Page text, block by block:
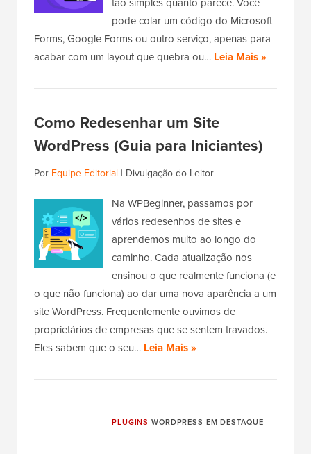
pode colar um código do Microsoft
Forms, Google Forms ou outro serviço, apenas para
acabar com um layout que quebra ou… Leia Mais »
Como Redesenhar um Site
WordPress (Guia para Iniciantes)
Por Equipe Editorial | Divulgação do Leitor
Na WPBeginner, passamos por
vários redesenhos de sites e
aprendemos muito ao longo do
caminho. Cada atualização nos
ensinou o que realmente funciona (e
o que não funciona) ao dar uma nova aparência a um
site WordPress. Frequentemente ouvimos de
proprietários de empresas que se sentem travados.
Eles sabem que o seu… Leia Mais »
PLUGINS WORDPRESS EM DESTAQUE